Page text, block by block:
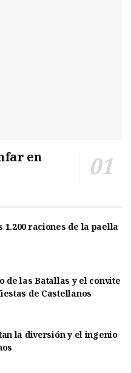
en
raciones de la paella
de las Batallas y el convite
de Castellanos
la diversión y el ingenio